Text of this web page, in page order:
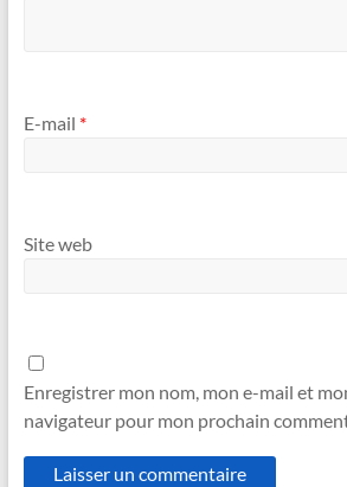
E-mail *
Site web
Enregistrer mon nom, mon e-mail et
navigateur pour mon prochain